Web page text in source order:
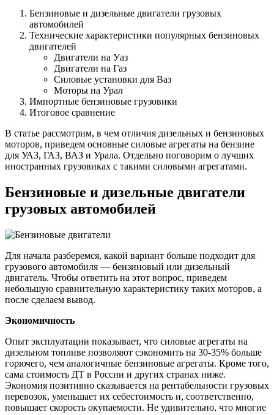
Бензиновые и дизельные двигатели грузовых
автомобилей
Технические характеристики популярных бензиновых
двигателей
Двигатели на Уаз
Двигатели на Газ
Силовые установки для Ваз
Моторы на Урал
Импортные бензиновые грузовики
Итоговое сравнение
В статье рассмотрим, в чем отличия дизельных и бензиновых
моторов, приведем основные силовые агрегаты на бензине
для УАЗ, ГАЗ, ВАЗ и Урала. Отдельно поговорим о лучших
иностранных грузовиках с такими силовыми агрегатами.
Бензиновые и дизельные двигатели
грузовых автомобилей
Для начала разберемся, какой вариант больше подходит для
грузового автомобиля — бензиновый или дизельный
двигатель. Чтобы ответить на этот вопрос, приведем
небольшую сравнительную характеристику таких моторов, а
после сделаем вывод.
Экономичность
Опыт эксплуатации показывает, что силовые агрегаты на
дизельном топливе позволяют сэкономить на 30-35% больше
горючего, чем аналогичные бензиновые агрегаты. Кроме того,
сама стоимость ДТ в России и других странах ниже.
Экономия позитивно сказывается на рентабельности грузовых
перевозок, уменьшает их себестоимость и, соответственно,
повышает скорость окупаемости. Не удивительно, что многие